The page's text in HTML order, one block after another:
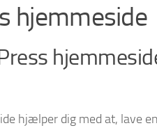
hjemmeside
hjælper dig med at, lave